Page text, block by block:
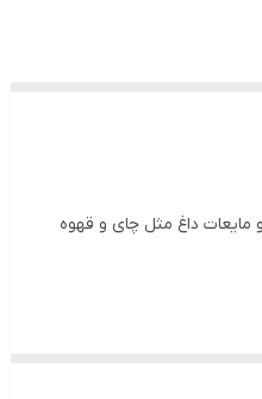
سرو مایعات داغ مثل چای و قهوه